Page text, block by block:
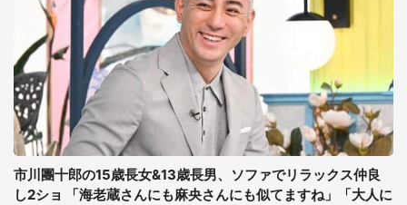
市川團十郎の15歳長女&13歳長男、ソファでリラックス仲良
し2ショ 「海老蔵さんにも麻央さんにも似てますね」「大人に